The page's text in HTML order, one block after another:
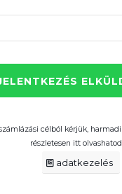
célból kérjük,
részletesen itt
adatkezelés